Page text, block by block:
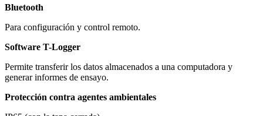
Bluetooth
Para configuración y control remoto.
Software T-Logger
Permite transferir los datos almacenados a una computadora y
generar informes de ensayo.
Protección contra agentes ambientales